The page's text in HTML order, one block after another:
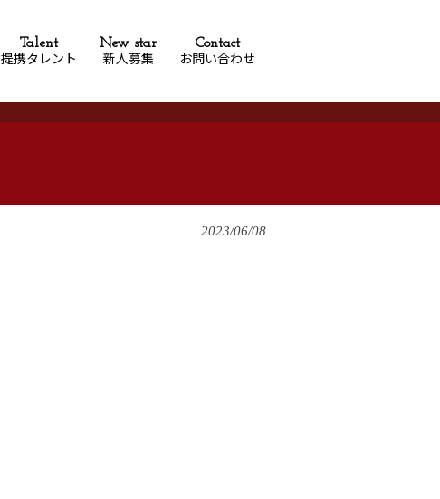
Talent
提携タレント
New star
新人募集
Contact
お問い合わせ
2023/06/08